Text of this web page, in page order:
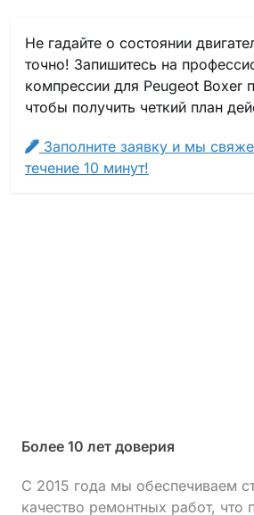
Не гадайте о состоянии
точно! Запишитесь на
компрессии для Peugeot Boxer
чтобы получить четкий план
Заполните заявку и мы
течение 10 минут!
Более 10 лет доверия
С 2015 года мы обеспечиваем
качество ремонтных работ, что